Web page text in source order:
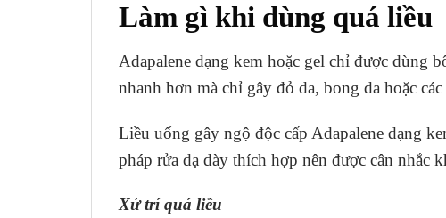
Làm gì khi dùng quá liều
Adapalene dạng kem hoặc gel chỉ được dùng
nhanh hơn mà chỉ gây đỏ da, bong da hoặc
Liều uống gây ngộ độc cấp Adapalene dạng
pháp rửa dạ dày thích hợp nên được cân nhắc
Xử trí quá liều